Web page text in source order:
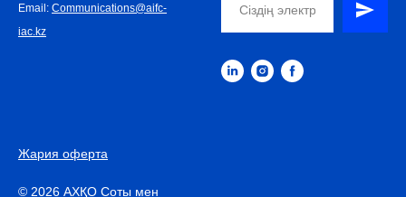
Email: Communications@aifc-
iac.kz
Жария оферта
© 2026 АХҚО Соты мен